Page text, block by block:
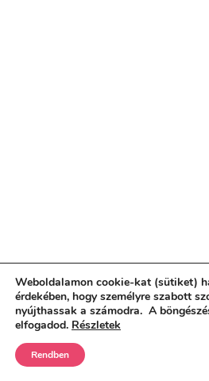
Weboldalamon cookie-kat (sütiket)
érdekében, hogy személyre szabott
nyújthassak a számodra. A
elfogadod. Részletek
Rendben